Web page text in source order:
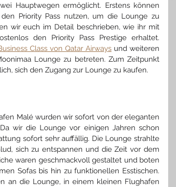
Hauptwegen ermöglicht. Erstens können
Priority Pass nutzen, um die Lounge zu
wir euch im Detail beschrieben, wie ihr mit
den Priority Pass Prestige erhaltet.
Class von Qatar Airways und weiteren
Lounge zu betreten. Zum Zeitpunkt
sich den Zugang zur Lounge zu kaufen.
Malé wurden wir sofort von der eleganten
wir die Lounge vor einigen Jahren schon
sofort sehr auffällig. Die Lounge strahlte
sich zu entspannen und die Zeit vor dem
waren geschmackvoll gestaltet und boten
Sofas bis hin zu funktionellen Esstischen.
an die Lounge, in einem kleinen Flughafen